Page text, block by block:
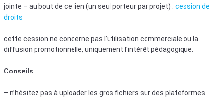
jointe – au bout de ce lien (un seul porteur par projet) : cession de
droits
cette cession ne concerne pas l’utilisation commerciale ou la
diffusion promotionnelle, uniquement l’intérêt pédagogique.
Conseils
– n’hésitez pas à uploader les gros fichiers sur des plateformes